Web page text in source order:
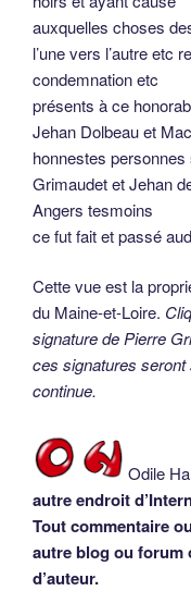
auxquelles choses
l’une vers l’autre etc
condemnation etc
présents à ce
Jehan Dolbeau et
honnestes
Grimaudet et Jehan
Angers tesmoins
ce fut fait et passé
Cette vue est la
du Maine-et-Loire.
signature de Pierre
ces signatures
continue.
Odile
autre endroit
Tout commentaire
autre blog ou forum
d’auteur.